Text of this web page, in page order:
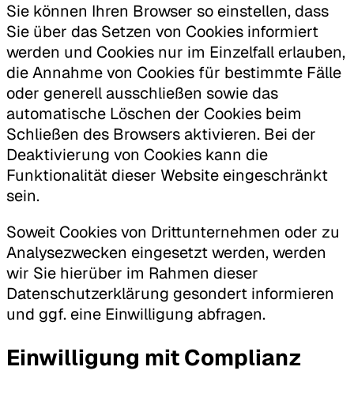
Sie können Ihren Browser so einstellen, dass
Sie über das Setzen von Cookies informiert
werden und Cookies nur im Einzelfall erlauben,
die Annahme von Cookies für bestimmte Fälle
oder generell ausschließen sowie das
automatische Löschen der Cookies beim
Schließen des Browsers aktivieren. Bei der
Deaktivierung von Cookies kann die
Funktionalität dieser Website eingeschränkt
sein.
Soweit Cookies von Drittunternehmen oder zu
Analysezwecken eingesetzt werden, werden
wir Sie hierüber im Rahmen dieser
Datenschutzerklärung gesondert informieren
und ggf. eine Einwilligung abfragen.
Einwilligung mit Complianz